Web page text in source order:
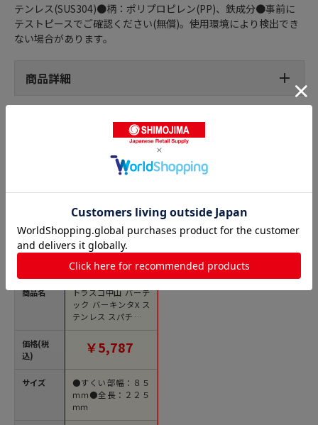
テンレス(SUS304)●柄：ポリプロピレン(PP)、鉄成分●事前に
テストピースでご確認ください(無償)。使用環境により検出でき
ない場合があります。
商品詳細
スパチュラの人気商品との比較
商品名
価格(税
込)
サイズ
トラスコ中山 バーテ
ック バーキンタX ス
テンレス スパチュラ
(中)緑 BKXSSPH-MG
【直送品】
￥5,787
●すくい部幅：８５
ｍｍ●全長：２２５
ｍｍ